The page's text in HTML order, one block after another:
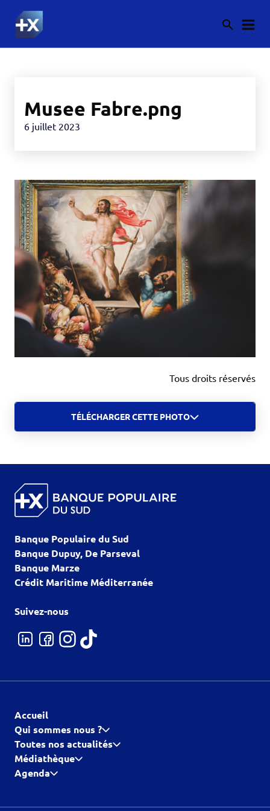
Musee Fabre.png
6 juillet 2023
Tous droits réservés
TÉLÉCHARGER CETTE PHOTO
Banque Populaire du Sud
Banque Dupuy, De Parseval
Banque Marze
Crédit Maritime Méditerranée
Suivez-nous
Accueil
Qui sommes nous ?
Toutes nos actualités
Médiathèque
Agenda